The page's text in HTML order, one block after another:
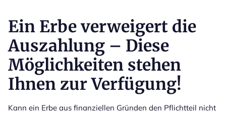
Ein Erbe verweigert die
Auszahlung – Diese
Möglichkeiten stehen
Ihnen zur Verfügung!
Kann ein Erbe aus finanziellen Gründen den Pflichtteil nicht